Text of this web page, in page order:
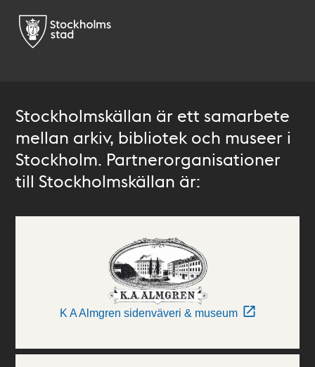
Stockholmskällan är ett samarbete
mellan arkiv, bibliotek och museer i
Stockholm. Partnerorganisationer
till Stockholmskällan är:
K A Almgren sidenväveri & museum